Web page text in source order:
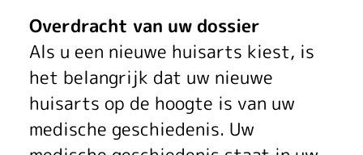
Overdracht van uw dossier
Als u een nieuwe huisarts kiest, is
het belangrijk dat uw nieuwe
huisarts op de hoogte is van uw
medische geschiedenis. Uw